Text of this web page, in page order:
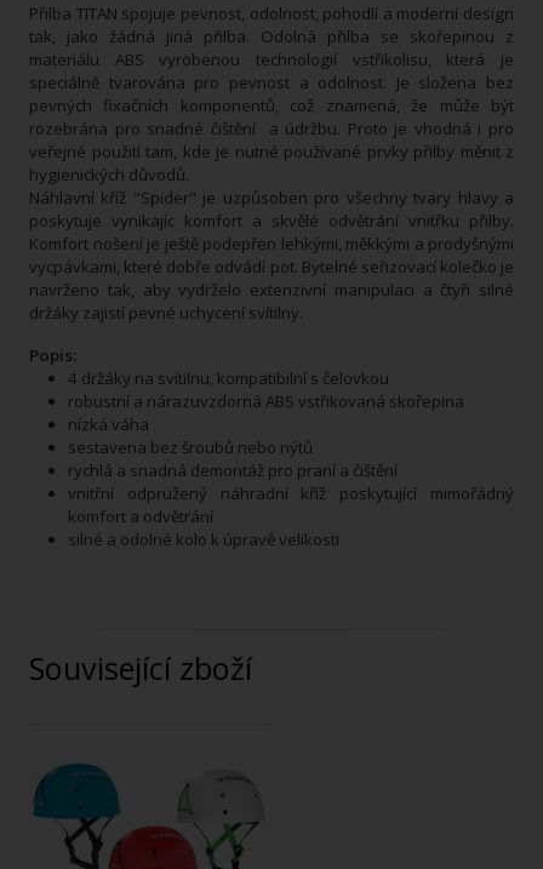
Přilba TITAN spojuje pevnost, odolnost, pohodlí a moderní design
tak, jako žádná jiná přilba. Odolná přilba se skořepinou z
materiálu ABS vyrobenou technologií vstřikolisu, která je
speciálně tvarována pro pevnost a odolnost. Je složena bez
pevných fixačních komponentů, což znamená, že může být
rozebrána pro snadné čištění a údržbu. Proto je vhodná i pro
veřejné použití tam, kde je nutné používané prvky přilby měnit z
hygienických důvodů.
Náhlavní kříž "Spider" je uzpůsoben pro všechny tvary hlavy a
poskytuje vynikajíc komfort a skvělé odvětrání vnitřku přilby.
Komfort nošení je ještě podepřen lehkými, měkkými a prodyšnými
vycpávkami, které dobře odvádí pot. Bytelné seřizovací kolečko je
navrženo tak, aby vydrželo extenzivní manipulaci a čtyři silné
držáky zajistí pevné uchycení svítilny.
Popis:
4 držáky na svítilnu, kompatibilní s čelovkou
robustní a nárazuvzdorná ABS vstřikovaná skořepina
nízká váha
sestavena bez šroubů nebo nýtů
rychlá a snadná demontáž pro praní a čištění
vnitřní odpružený náhradní kříž poskytující mimořádný
komfort a odvětrání
silné a odolné kolo k úpravě velikosti
Související zboží